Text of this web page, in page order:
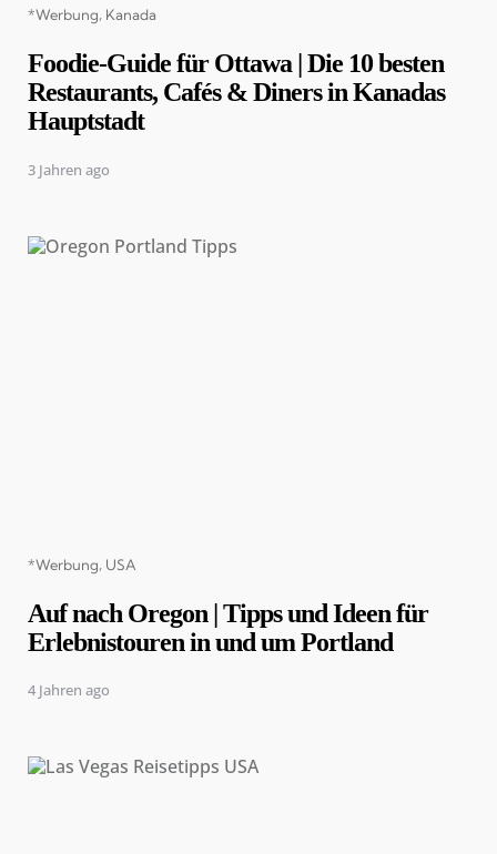
Categories
*Werbung Kanada
Foodie-Guide für Ottawa | Die 10 besten
Restaurants, Cafés & Diners in Kanadas
Hauptstadt
3 Jahren ago
Categories
*Werbung USA
Auf nach Oregon | Tipps und Ideen für
Erlebnistouren in und um Portland
4 Jahren ago